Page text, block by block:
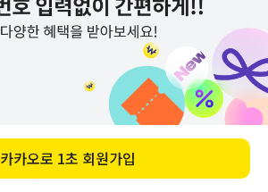
찜 장바구니 앱다운 마이
카카오로 1초 회원가입